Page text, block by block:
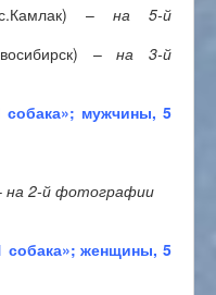
– на 5-й
–на 3-й
мужчины, 5
на 2-й фотографии
собака»; женщины, 5